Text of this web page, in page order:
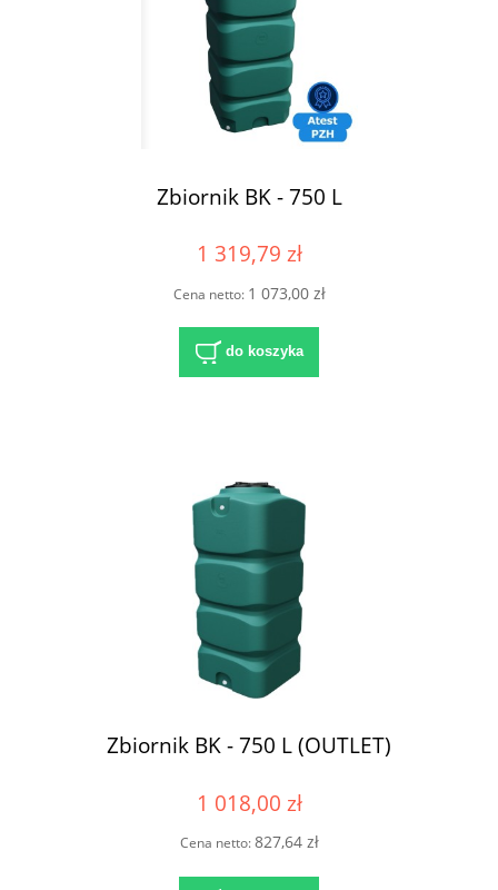
Zbiornik BK - 750 L
1 319,79 zł
Cena netto: 1 073,00 zł
do koszyka
Zbiornik BK - 750 L (OUTLET)
1 018,00 zł
Cena netto:827,64 zł